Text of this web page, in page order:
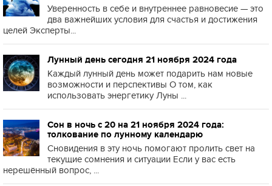
Уверенность в себе и внутреннее равновесие — это
два важнейших условия для счастья и достижения
целей Эксперты...
Лунный день сегодня 21 ноября 2024 года
Каждый лунный день может подарить нам новые
возможности и перспективы О том, как
использовать энергетику Луны ...
Сон в ночь с 20 на 21 ноября 2024 года:
толкование по лунному календарю
Сновидения в эту ночь помогают пролить свет на
текущие сомнения и ситуации Если у вас есть
нерешённый вопрос, ...